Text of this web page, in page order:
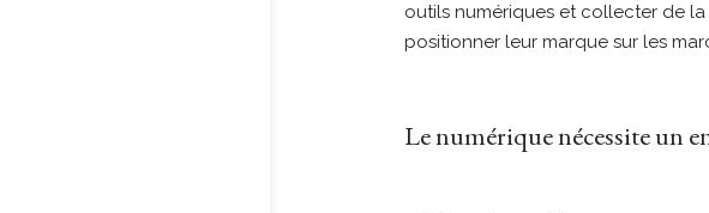
outils numériques et collecter de
positionner leur marque sur les
Le numérique nécessite un